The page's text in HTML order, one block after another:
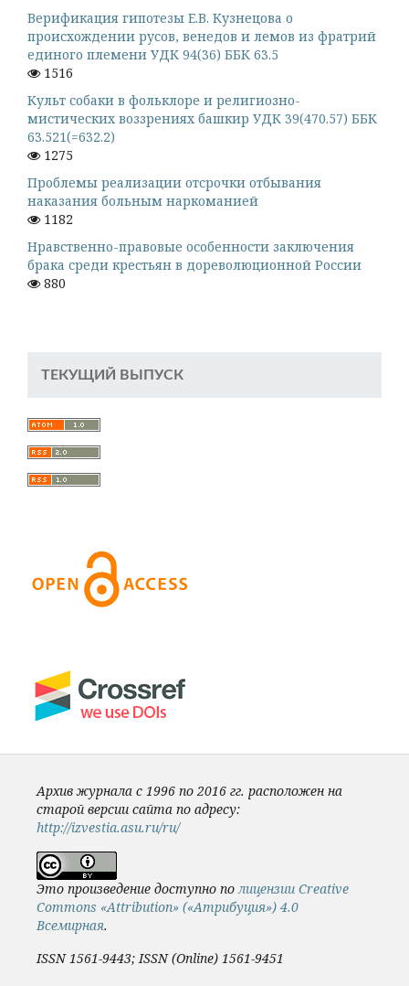
Верификация гипотезы Е.В. Кузнецова о
происхождении русов, венедов и лемов из фратрий
единого племени УДК 94(36) ББК 63.5
1516
Культ собаки в фольклоре и религиозно-
мистических воззрениях башкир УДК 39(470.57) ББК
63.521(=632.2)
1275
Проблемы реализации отсрочки отбывания
наказания больным наркоманией
1182
Нравственно-правовые особенности заключения
брака среди крестьян в дореволюционной России
880
ТЕКУЩИЙ ВЫПУСК
Архив журнала с 1996 по 2016 гг. расположен на
старой версии сайта по адресу:
http://izvestia.asu.ru/ru/
Это произведение доступно полицензии Creative
Commons «Attribution» («Атрибуция») 4.0
Всемирная.
ISSN 1561-9443; ISSN (Online) 1561-9451